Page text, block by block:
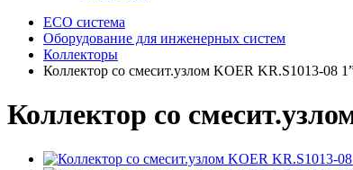
ECO система
Оборудование для инженерных систем
Коллекторы
Коллектор со смесит.узлом KOER KR.S1013-08
Коллектор со